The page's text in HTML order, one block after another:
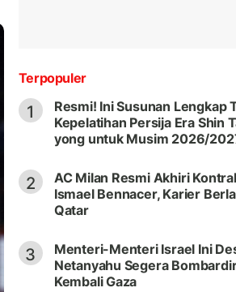
Terpopuler
1
Resmi! Ini Susunan Lengkap
Kepelatihan Persija Era Shin
yong untuk Musim 2026/
2
AC Milan Resmi Akhiri
Ismael Bennacer, Karier
Qatar
3
Menteri-Menteri Israel Ini
Netanyahu Segera
Kembali Gaza